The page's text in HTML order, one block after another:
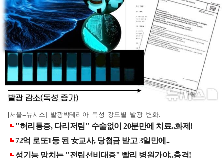
[서울=뉴시스] 발광박테리아 독성 강도별 발광 변화.